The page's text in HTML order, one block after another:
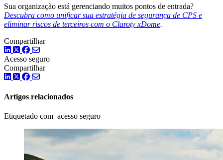
Sua organização está gerenciando muitos pontos de entrada?
Descubra como unificar sua estratégia de segurança de CPS e
eliminar riscos de terceiros com o Claroty xDome.
Compartilhar
LinkedIn
TwitterFacebook
Acesso seguro
Compartilhar
LinkedIn
TwitterFacebook
Artigos relacionados
Etiquetado com acesso seguro